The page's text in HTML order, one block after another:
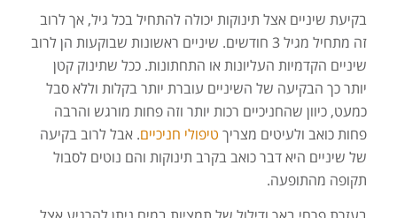
בקיעת שיניים אצל תינוקות יכולה להתחיל בכל גיל, אך לרוב
זה מתחיל מגיל 3 חודשים. שיניים ראשונות שבוקעות הן לרוב
שיניים הקדמיות העליונות או התחתונות. ככל שתינוק קטן
יותר כך הבקיעה של השיניים עוברת יותר בקלות וללא סבל
כמעט, כיוון שהחניכיים רכות יותר וזה פחות מורגש והרבה
פחות כואב ולעיטים מצריך טיפולי חניכיים. אבל לרוב בקיעה
של שיניים היא דבר כואב בקרב תינוקות והם נוטים לסבול
תקופה מהתופעה.